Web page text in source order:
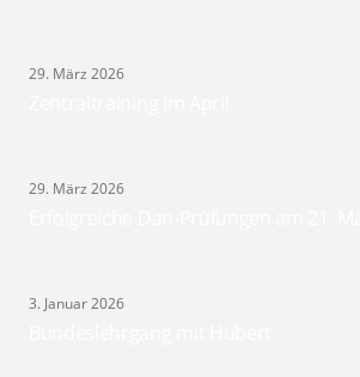
29. März 2026
29. März 2026
3. Januar 2026